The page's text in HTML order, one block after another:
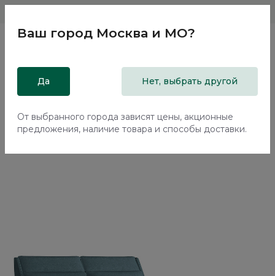
Главная
Кровати
Двуспальная кровать с подъемным механизмом Тэвин /
Ваш город Москва и МО?
Да Нет, выбрать другой
От выбранного города зависят цены, акционные
предложения, наличие товара и способы доставки.